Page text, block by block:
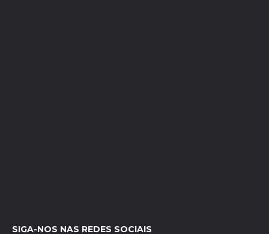
SIGA-NOS NAS REDES SOCIAIS